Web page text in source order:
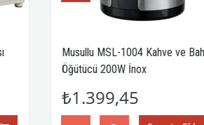
Musullu MSL-1004 Kahve ve
Öğütücü 200W İnox
₺1.399,45